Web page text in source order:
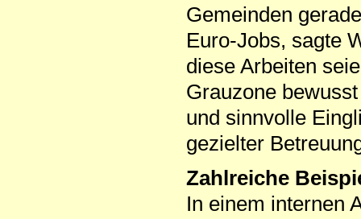
Gemeinden
Euro-Jobs, sagte
diese Arbeiten
Grauzone
und sinnvolle
gezielter
Zahlreiche
In einem internen